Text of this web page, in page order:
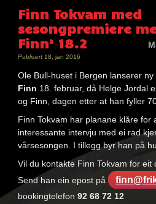
Finn Tokvam med
sesongpremiere
Finn’ 18.2
Publisert18. jan 2016
Ole Bull-huset i Bergen lanserer ny
Finn 18. februar, då Helge Jordal
og Finn, dagen etter at han fyller
Finn Tokvam har planane klåre for
interessante intervju med ei rad
vårsesongen. I tillegg byr han på
Vil du kontakte Finn Tokvam for eit
Send han ein epost på
bookingtelefon 92 68 72 12